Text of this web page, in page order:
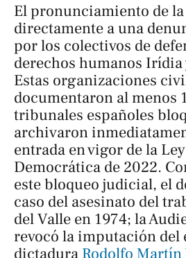
El pronunciamiento de
directamente a una
por los colectivos de
derechos humanos Irídia
Estas organizaciones
documentaron al menos
tribunales españoles
archivaron
entrada en vigor de la
Democrática de 2022.
este bloqueo judicial, el
caso del asesinato del
del Valle en 1974; la
revocó la imputación del
dictadura Rodolfo